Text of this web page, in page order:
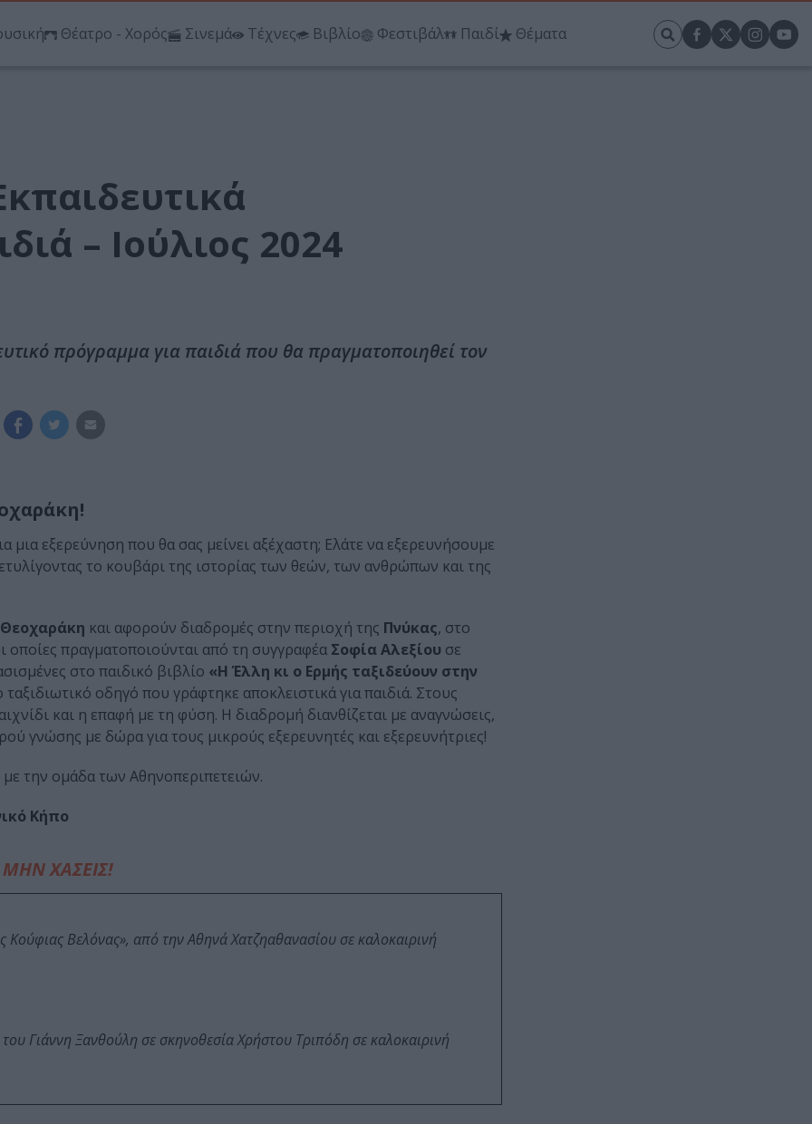
Θέατρο - Χορός Σινεμά Τέχνες Βιβλίο Φεστιβάλ Παιδί Θέματα
– Ιούλιος 2024
πρόγραμμα για παιδιά που θα πραγματοποιηθεί τον
μια εξερεύνηση που θα σας μείνει αξέχαστη; Ελάτε να εξερευνήσουμε
το κουβάρι της ιστορίας των θεών, των ανθρώπων και της
και αφορούν διαδρομές στην περιοχή της Πνύκας, στο
οποίες πραγματοποιούνται από τη συγγραφέα Σοφία Αλεξίου σε
στο παιδικό βιβλίο «Η Έλλη κι ο Ερμής ταξιδεύουν στην
οδηγό που γράφτηκε αποκλειστικά για παιδιά. Στους
και η επαφή με τη φύση. Η διαδρομή διανθίζεται με αναγνώσεις,
γνώσης με δώρα για τους μικρούς εξερευνητές και εξερευνήτριες!
την ομάδα των Αθηνοπεριπετειών.
Κήπο
ΜΗΝ ΧΑΣΕΙΣ!
Κούφιας Βελόνας», από την Αθηνά Χατζηαθανασίου σε καλοκαιρινή
Γιάννη Ξανθούλη σε σκηνοθεσία Χρήστου Τριπόδη σε καλοκαιρινή